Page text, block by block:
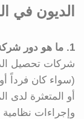
الديون في
1. ما هو دور شركة تحصيل الديون في السعودية؟
شركات تحصيل
(سواء كان فرداً
أو المتعثرة
وإجراءات